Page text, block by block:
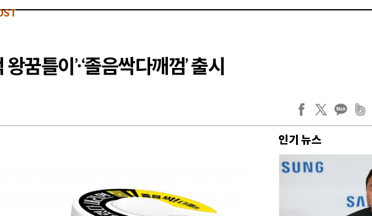
꿈틀이’·‘졸음싹다깨껌’ 출시
인기 뉴스